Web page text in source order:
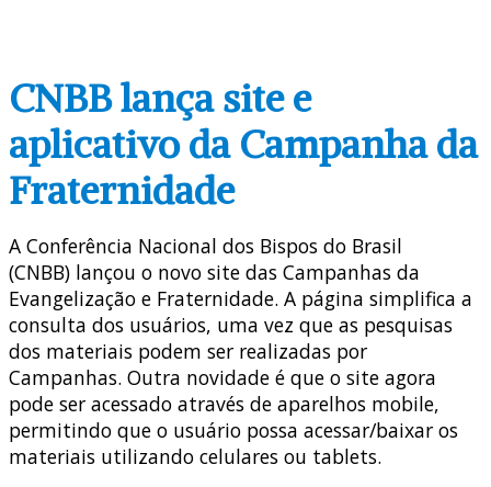
CNBB lança site e
aplicativo da Campanha da
Fraternidade
A Conferência Nacional dos Bispos do Brasil
(CNBB) lançou o novo site das Campanhas da
Evangelização e Fraternidade. A página simplifica a
consulta dos usuários, uma vez que as pesquisas
dos materiais podem ser realizadas por
Campanhas. Outra novidade é que o site agora
pode ser acessado através de aparelhos mobile,
permitindo que o usuário possa acessar/baixar os
materiais utilizando celulares ou tablets.